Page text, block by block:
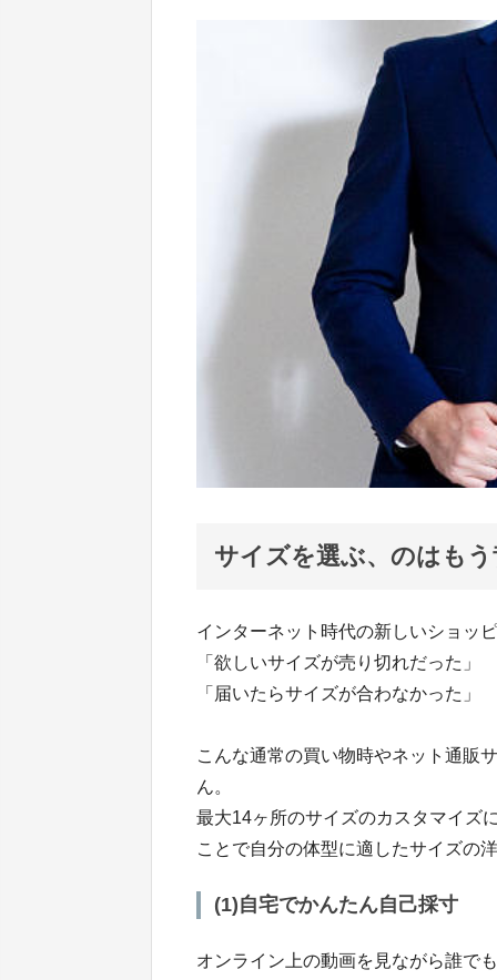
サイズを選ぶ、のはも
インターネット時代の新しいショッ
「欲しいサイズが売り切れだった」
「届いたらサイズが合わなかった」
こんな通常の買い物時やネット通販
ん。
最大14ヶ所のサイズのカスタマイズ
ことで自分の体型に適したサイズの
(1)自宅でかんたん自己採寸
オンライン上の動画を見ながら誰で